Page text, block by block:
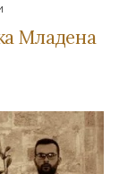
Младена